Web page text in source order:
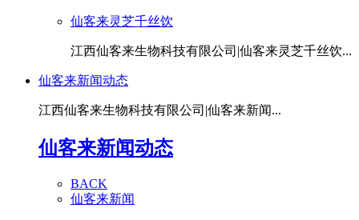
仙客来灵芝千丝饮
江西仙客来生物科技有限公司|仙客来灵芝千丝饮...
仙客来新闻动态
江西仙客来生物科技有限公司|仙客来新闻...
仙客来新闻动态
BACK
仙客来新闻